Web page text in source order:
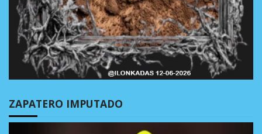
ZAPATERO IMPUTADO